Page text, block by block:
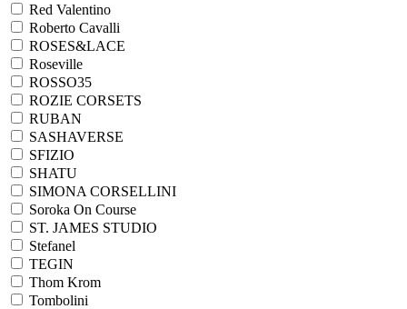
Red Valentino
Roberto Cavalli
ROSES&LACE
Roseville
ROSSO35
ROZIE CORSETS
RUBAN
SASHAVERSE
SFIZIO
SHATU
SIMONA CORSELLINI
Soroka On Course
ST. JAMES STUDIO
Stefanel
TEGIN
Thom Krom
Tombolini